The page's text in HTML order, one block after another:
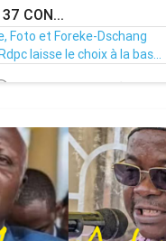
37 CON...
Foto et Foreke-Dschang
laisse le choix à la bas...
Par MenouActu 0